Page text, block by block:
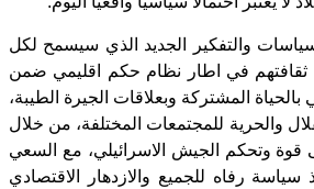
والتفكير الجديد الذي سيسمح لكل
ثقافتهم في اطار نظام حكم اقليمي ضمن
بالحياة المشتركة وبعلاقات الجيرة الطيبة،
والحرية للمجتمعات المختلفة، من خلال
قوة وتحكم الجيش الاسرائيلي، مع السعي
سياسة رفاه للجميع والازدهار الاقتصادي